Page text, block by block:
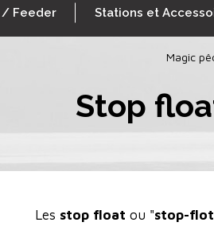
/ Feeder Stations et
Magic
Stop
Les stop float ou "stop-